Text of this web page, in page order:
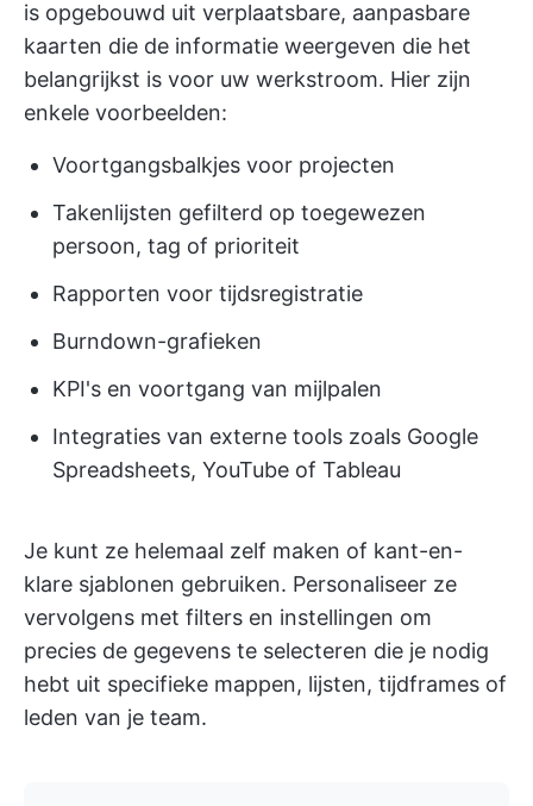
is opgebouwd uit verplaatsbare, aanpasbare
kaarten die de informatie weergeven die het
belangrijkst is voor uw werkstroom. Hier zijn
enkele voorbeelden:
Voortgangsbalkjes voor projecten
Takenlijsten gefilterd op toegewezen
persoon, tag of prioriteit
Rapporten voor tijdsregistratie
Burndown-grafieken
KPI's en voortgang van mijlpalen
Integraties van externe tools zoals Google
Spreadsheets, YouTube of Tableau
Je kunt ze helemaal zelf maken of kant-en-
klare sjablonen gebruiken. Personaliseer ze
vervolgens met filters en instellingen om
precies de gegevens te selecteren die je nodig
hebt uit specifieke mappen, lijsten, tijdframes of
leden van je team.